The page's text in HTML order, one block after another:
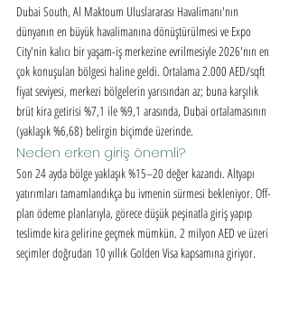
Dubai South, Al Maktoum Uluslararası Havalimanı'nın
dünyanın en büyük havalimanına dönüştürülmesi ve Expo
City'nin kalıcı bir yaşam-iş merkezine evrilmesiyle 2026'nın en
çok konuşulan bölgesi haline geldi. Ortalama 2.000 AED/sqft
fiyat seviyesi, merkezi bölgelerin yarısından az; buna karşılık
brüt kira getirisi %7,1 ile %9,1 arasında, Dubai ortalamasının
(yaklaşık %6,68) belirgin biçimde üzerinde.
Neden erken giriş önemli?
Son 24 ayda bölge yaklaşık %15–20 değer kazandı. Altyapı
yatırımları tamamlandıkça bu ivmenin sürmesi bekleniyor. Off-
plan ödeme planlarıyla, görece düşük peşinatla giriş yapıp
teslimde kira gelirine geçmek mümkün. 2 milyon AED ve üzeri
seçimler doğrudan 10 yıllık Golden Visa kapsamına giriyor.